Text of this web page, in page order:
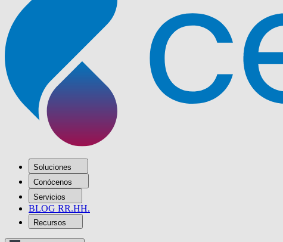
Soluciones
Conócenos
Servicios
BLOG RR.HH.
Recursos